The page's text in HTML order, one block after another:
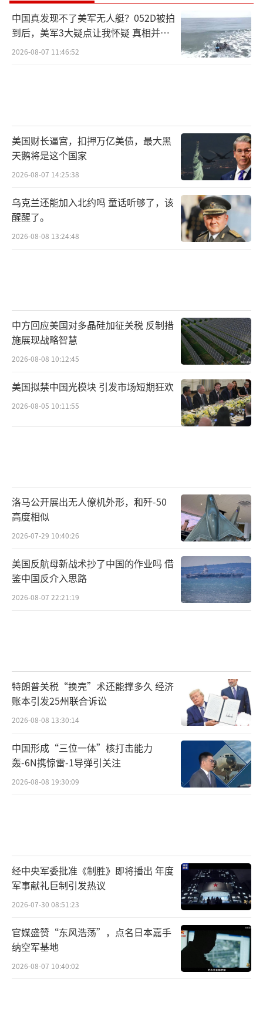
中国真发现不了美军无人艇？052D被拍
到后，美军3大疑点让我怀疑 真相并非
如此
2026-08-07 11:46:52
美国财长逼宫，扣押万亿美债，最大黑
天鹅将是这个国家
2026-08-07 14:25:38
乌克兰还能加入北约吗 童话听够了，该
醒醒了。
2026-08-08 13:24:48
中方回应美国对多晶硅加征关税 反制措
施展现战略智慧
2026-08-08 10:12:45
美国拟禁中国光模块 引发市场短期狂欢
2026-08-05 10:11:55
洛马公开展出无人僚机外形，和歼-50
高度相似
2026-07-29 10:40:26
美国反航母新战术抄了中国的作业吗 借
鉴中国反介入思路
2026-08-07 22:21:19
特朗普关税“换壳”术还能撑多久 经济
账本引发25州联合诉讼
2026-08-08 13:30:14
中国形成“三位一体”核打击能力
轰-6N携惊雷-1导弹引关注
2026-08-08 19:30:09
经中央军委批准《制胜》即将播出 年度
军事献礼巨制引发热议
2026-07-30 08:51:23
官媒盛赞“东风浩荡”，点名日本嘉手
纳空军基地
2026-08-07 10:40:02